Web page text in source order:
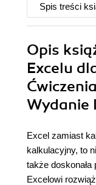
Spis treści
Opis
Excelu
Wydanie
Excel zamiast
kalkulacyjny, to
także
Excelowi